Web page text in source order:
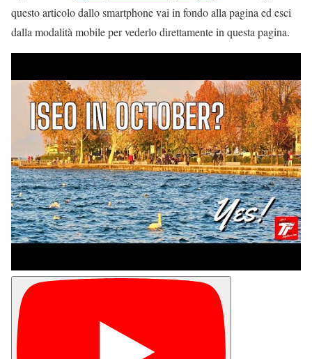
questo articolo dallo smartphone vai in fondo alla pagina ed esci
dalla modalità mobile per vederlo direttamente in questa pagina.